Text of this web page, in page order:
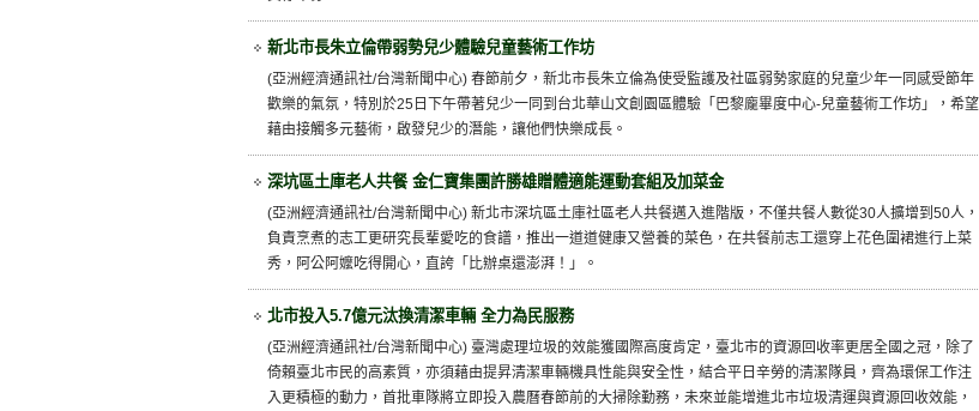
新北市長朱立倫帶弱勢兒少體驗兒童藝術工作坊
(亞洲經濟通訊社/台灣新聞中心) 春節前夕，新北市長朱立倫為使受監護及社區弱勢家庭的兒童少年一同感受節年
歡樂的氣氛，特別於25日下午帶著兒少一同到台北華山文創園區體驗「巴黎龐畢度中心-兒童藝術工作坊」，希望
藉由接觸多元藝術，啟發兒少的潛能，讓他們快樂成長。
深坑區土庫老人共餐 金仁寶集團許勝雄贈體適能運動套組及加菜金
(亞洲經濟通訊社/台灣新聞中心) 新北市深坑區土庫社區老人共餐邁入進階版，不僅共餐人數從30人擴增到50人，
負責烹煮的志工更研究長輩愛吃的食譜，推出一道道健康又營養的菜色，在共餐前志工還穿上花色圍裙進行上菜
秀，阿公阿嬤吃得開心，直誇「比辦桌還澎湃！」。
北市投入5.7億元汰換清潔車輛 全力為民服務
(亞洲經濟通訊社/台灣新聞中心) 臺灣處理垃圾的效能獲國際高度肯定，臺北市的資源回收率更居全國之冠，除了
倚賴臺北市民的高素質，亦須藉由提昇清潔車輛機具性能與安全性，結合平日辛勞的清潔隊員，齊為環保工作注
入更積極的動力，首批車隊將立即投入農曆春節前的大掃除勤務，未來並能增進北市垃圾清運與資源回收效能，